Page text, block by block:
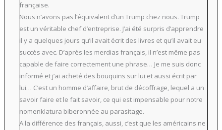
française.
Nous n’avons pas l’équivalent d’un Trump chez nous. Trump
est un véritable chef d’entreprise. J’ai été surpris d’apprendre
il y a quelques jours qu’il avait écrit des livres et qu’il avait eu
succès avec. D’après les merdias français, il n’est même pas
capable de faire correctement une phrase… Je me suis donc
informé et j’ai acheté des bouquins sur lui et aussi écrit par
lui… C’est un homme d’affaire, brut de décoffrage, lequel a un
savoir faire et le fait savoir, ce qui est impensable pour notre
nomenklatura biberonnée au parasitage.
A la différence des français, aussi, c’est que les américains ne